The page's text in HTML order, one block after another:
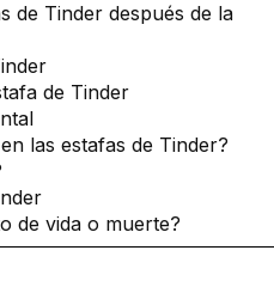
de Tinder después de la
de Tinder
las estafas de Tinder?
de vida o muerte?